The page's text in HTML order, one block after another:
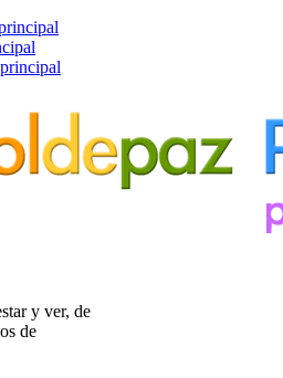
y ver, de
de